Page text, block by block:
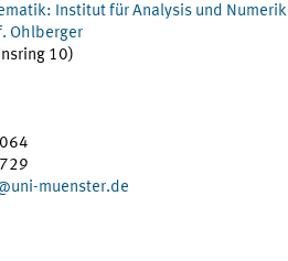
Institut für Analysis und Numerik
Ohlberger
10)
muenster.de